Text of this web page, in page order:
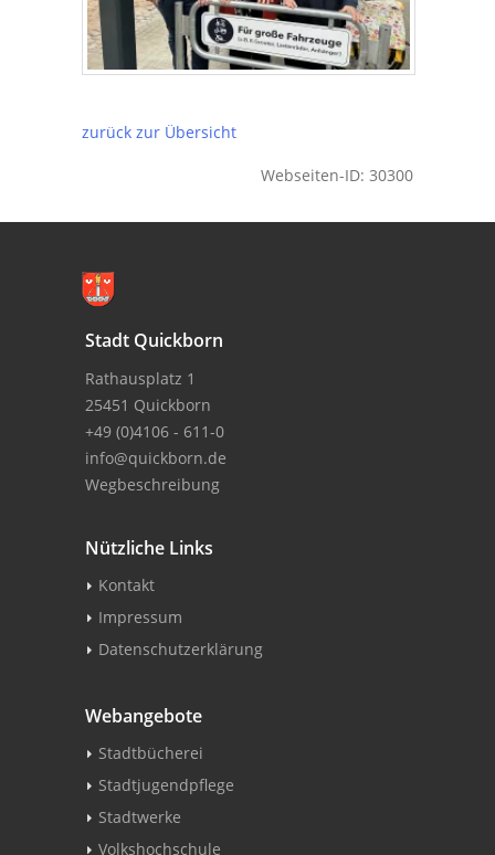
zurück zur Übersicht
Webseiten-ID: 30300
Stadt Quickborn
Rathausplatz 1
25451 Quickborn
+49 (0)4106 - 611-0
info@quickborn.de
Wegbeschreibung
Nützliche Links
Kontakt
Impressum
Datenschutzerklärung
Webangebote
Stadtbücherei
Stadtjugendpflege
Stadtwerke
Volkshochschule